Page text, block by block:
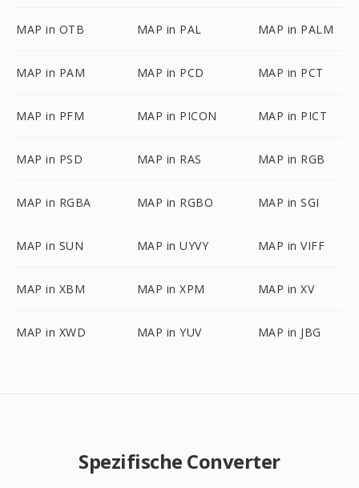
MAP in OTB MAP in PAL MAP in PALM
MAP in PAM MAP in PCD MAP in PCT
MAP in PFM MAP in PICON MAP in PICT
MAP in PSD MAP in RAS MAP in RGB
MAP in RGBA MAP in RGBO MAP in SGI
MAP in SUN MAP in UYVY MAP in VIFF
MAP in XBM MAP in XPM MAP in XV
MAP in XWD MAP in YUV MAP in JBG
Spezifische Converter